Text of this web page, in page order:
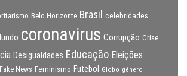
Belo Horizonte Brasil celebridades
coronavirus Corrupção Crise
Desigualdades Educação Eleições
Fake News Feminismo Futebol Globo gênero